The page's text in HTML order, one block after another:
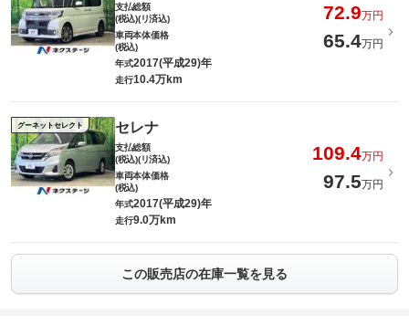
支払総額
(税込)(リ済込)
72.9万円
車両本体価格
(税込)
65.4万円
年式2017(平成29)年
走行10.4万km
グーネットセレクト セレナ
支払総額
(税込)(リ済込)
109.4万円
車両本体価格
(税込)
97.5万円
年式2017(平成29)年
走行9.0万km
この販売店の在庫一覧を見る